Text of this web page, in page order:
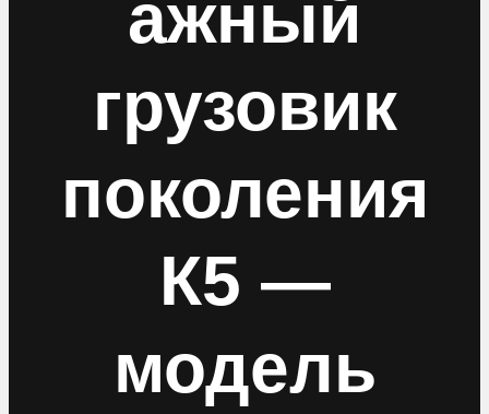
ажный
грузовик
поколения
К5 —
модель